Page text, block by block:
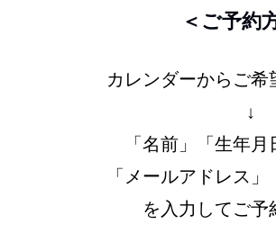
＜ご予約
カレンダーからご
↓
「名前」「生年月
「メールアドレス
を入力してご予